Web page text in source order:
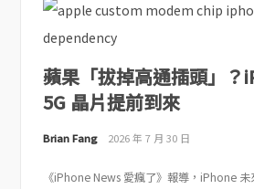
蘋果「拔掉高通插頭」？
5G 晶片提前到來
Brian Fang 2026 年 7 月 30 日
《iPhone News 愛瘋了》報導，iPhone